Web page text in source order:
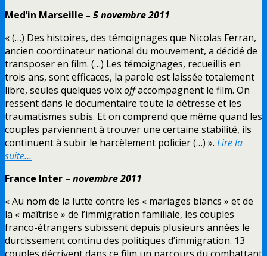
Med’in Marseille –5 novembre 2011
« (…) Des histoires, des témoignages que Nicolas Ferran,
ancien coordinateur national du mouvement, a décidé de
transposer en film. (…) Les témoignages, recueillis en
trois ans, sont efficaces, la parole est laissée totalement
libre, seules quelques voixoffaccompagnent le film. On
ressent dans le documentaire toute la détresse et les
traumatismes subis. Et on comprend que même quand les
couples parviennent à trouver une certaine stabilité, ils
continuent à subir le harcèlement policier (…) ». Lire la
suite…
France Inter – novembre 2011
« Au nom de la lutte contre les « mariages blancs » et de
la « maîtrise » de l’immigration familiale, les couples
franco-étrangers subissent depuis plusieurs années le
durcissement continu des politiques d’immigration. 13